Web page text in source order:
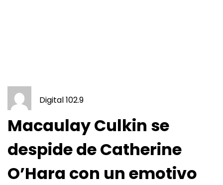
Digital 102.9
Macaulay Culkin se
despide de Catherine
O’Hara con un emotivo